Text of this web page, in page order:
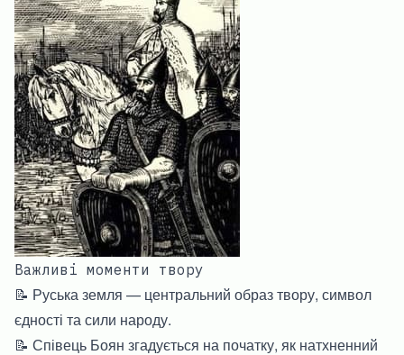
Важливі моменти твору
📝 Руська земля — центральний образ твору, символ
єдності та сили народу.
📝 Співець Боян згадується на початку, як натхненний